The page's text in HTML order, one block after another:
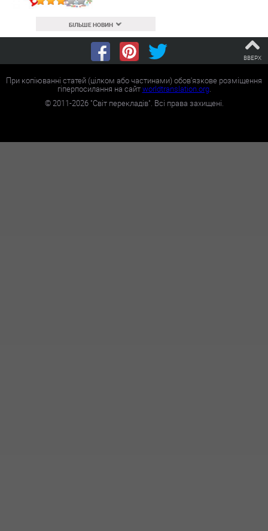
БІЛЬШЕ НОВИН
ВВЕРХ
При копіюванні статей (цілком або частинами) обов'язкове розміщення
гіперпосилання на сайтworldtranslation.org.
©2011-2026"Світ перекладів". Всі права захищені.